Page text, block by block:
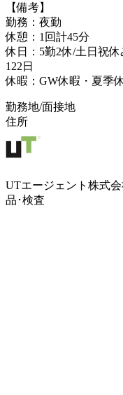
【備考】
勤務：夜勤
休憩：1回計45分
休日：5勤2休/土日祝
122日
休暇：GW休暇・夏季
勤務地/面接地
住所
UTエージェント株式
品･検査